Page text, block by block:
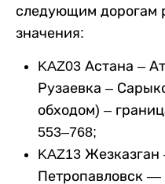
следующим дорогам
значения:
KAZ03 Астана –
Рузаевка –
обходом) –
553–768;
KAZ13
Петропавловск —